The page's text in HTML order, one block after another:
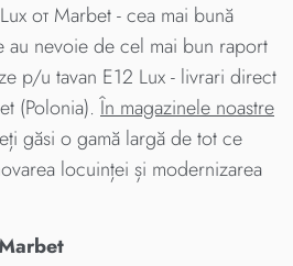
от Marbet - cea mai bună
au nevoie de cel mai bun raport
p/u tavan E12 Lux - livrari direct
(Polonia).În magazinele noastre
găsi o gamă largă de tot ce
locuinței și modernizarea